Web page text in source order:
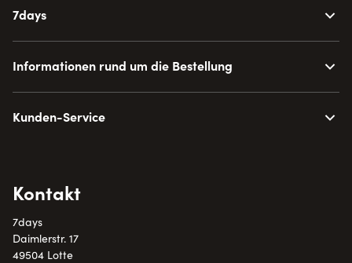
7days
Informationen rund um die Bestellung
Kunden-Service
Kontakt
7days
Daimlerstr. 17
49504 Lotte